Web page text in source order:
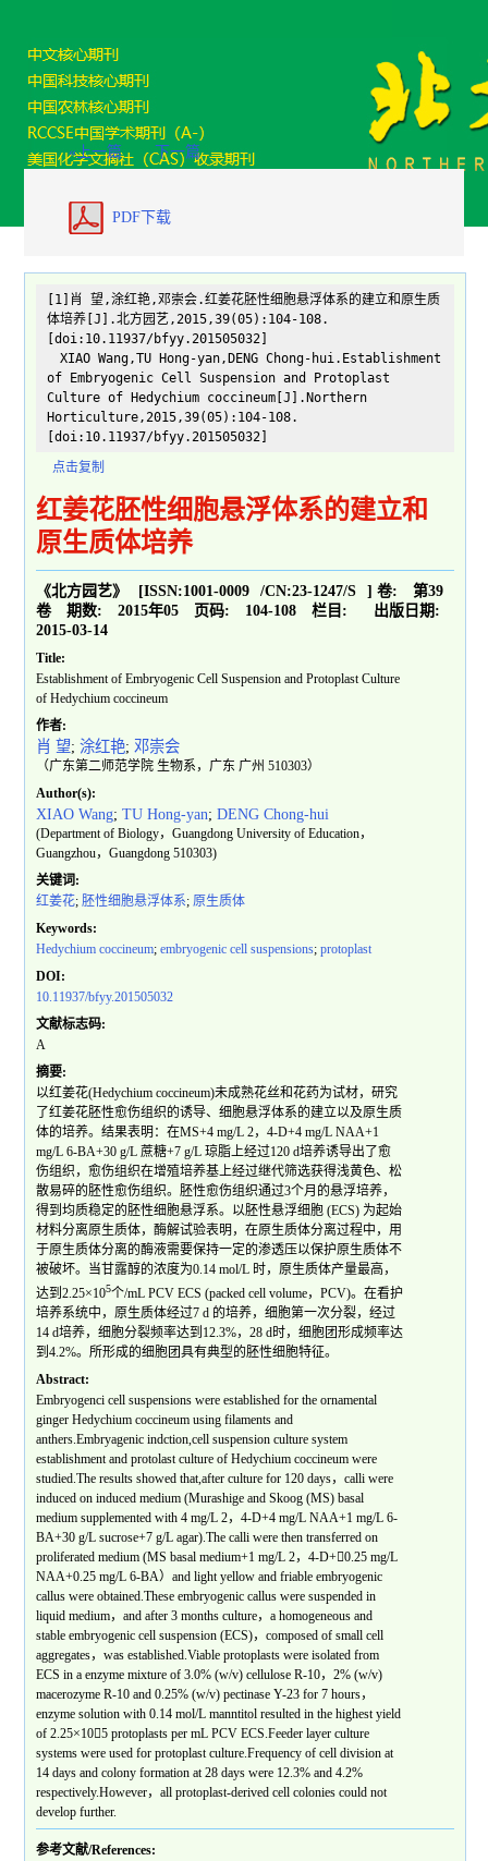
«上一篇 下一篇
PDF下载
[1]肖 望,涂红艳,邓崇会.红姜花胚性细胞悬浮体系的建立和原生质
体培养[J].北方园艺,2015,39(05):104-108.
[doi:10.11937/bfyy.201505032]
XIAO Wang,TU Hong-yan,DENG Chong-hui.Establishment
of Embryogenic Cell Suspension and Protoplast
Culture of Hedychium coccineum[J].Northern
Horticulture,2015,39(05):104-108.
[doi:10.11937/bfyy.201505032]
点击复制
红姜花胚性细胞悬浮体系的建立和
原生质体培养
《北方园艺》 [ISSN:1001-0009 /CN:23-1247/S ]卷:
第39
卷
期数: 2015年05 页码: 104-108 栏目:
出版日期:
2015-03-14
Title:
Establishment of Embryogenic Cell Suspension and Protoplast Culture
of Hedychium coccineum
作者:
肖 望;涂红艳;邓崇会
（广东第二师范学院 生物系，广东 广州 510303）
Author(s):
XIAO Wang;TU Hong-yan;DENG Chong-hui
(Department of Biology，Guangdong University of Education，
Guangzhou，Guangdong 510303)
关键词:
红姜花;胚性细胞悬浮体系;原生质体
Keywords:
Hedychium coccineum;embryogenic cell suspensions;protoplast
DOI:
10.11937/bfyy.201505032
文献标志码:
A
摘要:
以红姜花(Hedychium coccineum)未成熟花丝和花药为试材，研究
了红姜花胚性愈伤组织的诱导、细胞悬浮体系的建立以及原生质
体的培养。结果表明：在MS+4 mg/L 2，4-D+4 mg/L NAA+1
mg/L 6-BA+30 g/L 蔗糖+7 g/L 琼脂上经过120 d培养诱导出了愈
伤组织，愈伤组织在增殖培养基上经过继代筛选获得浅黄色、松
散易碎的胚性愈伤组织。胚性愈伤组织通过3个月的悬浮培养，
得到均质稳定的胚性细胞悬浮系。以胚性悬浮细胞 (ECS) 为起始
材料分离原生质体，酶解试验表明，在原生质体分离过程中，用
于原生质体分离的酶液需要保持一定的渗透压以保护原生质体不
被破坏。当甘露醇的浓度为0.14 mol/L 时，原生质体产量最高，
达到2.25×105个/mL PCV ECS (packed cell volume，PCV)。在看护
培养系统中，原生质体经过7 d 的培养，细胞第一次分裂，经过
14 d培养，细胞分裂频率达到12.3%，28 d时，细胞团形成频率达
到4.2%。所形成的细胞团具有典型的胚性细胞特征。
Abstract:
Embryogenci cell suspensions were established for the ornamental
ginger Hedychium coccineum using filaments and
anthers.Embryagenic indction,cell suspension culture system
establishment and protolast culture of Hedychium coccineum were
studied.The results showed that,after culture for 120 days，calli were
induced on induced medium (Murashige and Skoog (MS) basal
medium supplemented with 4 mg/L 2，4-D+4 mg/L NAA+1 mg/L 6-
BA+30 g/L sucrose+7 g/L agar).The calli were then transferred on
proliferated medium (MS basal medium+1 mg/L 2，4-D+0.25 mg/L
NAA+0.25 mg/L 6-BA）and light yellow and friable embryogenic
callus were obtained.These embryogenic callus were suspended in
liquid medium，and after 3 months culture，a homogeneous and
stable embryogenic cell suspension (ECS)，composed of small cell
aggregates，was established.Viable protoplasts were isolated from
ECS in a enzyme mixture of 3.0% (w/v) cellulose R-10，2% (w/v)
macerozyme R-10 and 0.25% (w/v) pectinase Y-23 for 7 hours，
enzyme solution with 0.14 mol/L manntitol resulted in the highest yield
of 2.25×105 protoplasts per mL PCV ECS.Feeder layer culture
systems were used for protoplast culture.Frequency of cell division at
14 days and colony formation at 28 days were 12.3% and 4.2%
respectively.However，all protoplast-derived cell colonies could not
develop further.
参考文献/References: